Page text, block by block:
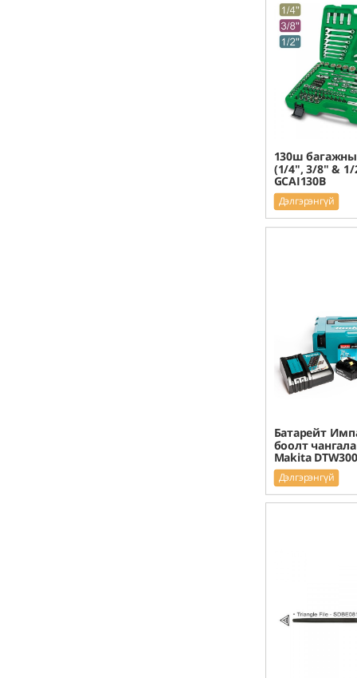
130ш
(1/4", 3/8" &
GCAI130B
Дэлгэрэнгүй
Батарейт
боолт
Makita
Дэлгэрэнгүй